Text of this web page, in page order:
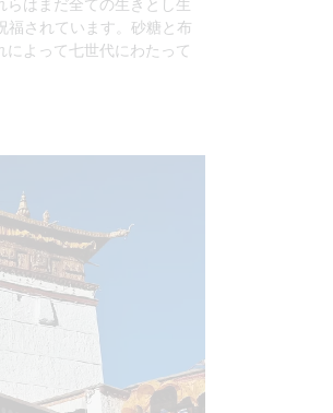
はまだ全ての生きとし生
福されています。砂糖と布
よって七世代にわたって